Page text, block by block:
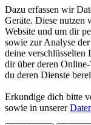
Dazu erfassen wir
Geräte. Diese nutzen
Website und um dir
sowie zur Analyse
deine verschlüsselten
dir über deren
du deren Dienste
Erkundige dich bitte
sowie in unserer